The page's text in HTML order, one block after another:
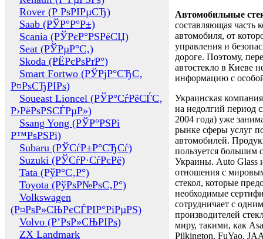
Rover (Р РѕРІРµСЂ)
Saab (РЎР°Р°Р±)
Scania (РЎРєР°РЅРёСЏ)
Seat (РЎРµР°С‚)
Skoda (РЁРєРѕРґР°)
Smart Fortwo (РЎРјР°СЂС‚
Р¤РѕСЂРІРѕ)
Soueast Lioncel (РЎР°СѓРёСЃС‚
Р›РёРѕРЅСЃРµР»)
Ssang Yong (РЎР°РЅРі
Р™РѕРЅРі)
Subaru (РЎСѓР±Р°СЂСѓ)
Suzuki (РЎСѓР·СѓРєРё)
Tata (РўР°С‚Р°)
Toyota (РўРѕР№РѕС‚Р°)
Volkswagen
(Р¤РѕР»СЊРєСЃРІР°РіРµРЅ)
Volvo (Р’РѕР»СЊРІРѕ)
ZX Landmark
Автомобильные
составляющая часть
автомобиля, от
управления и
дороге. Поэтому,
автостекло в Киеве
информацию с
Украинская
на недолгий период
2004 года) уже
рынке сферы услуг
автомобилей.
пользуется большим
Украины. Auto Glass
отношения с
стекол, которые
необходимые
сотрудничает с
производителей
миру, такими, как
Pilkington, FuYao,